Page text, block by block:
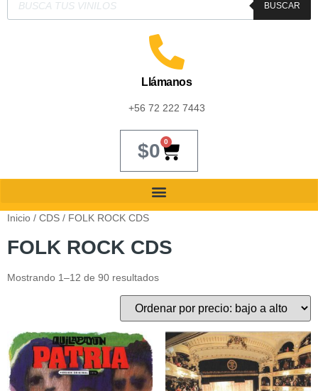
BUSCAR
Llámanos
+56 72 222 7443
$0 0
Inicio / CDS / FOLK ROCK CDS
FOLK ROCK CDS
Mostrando 1–12 de 90 resultados